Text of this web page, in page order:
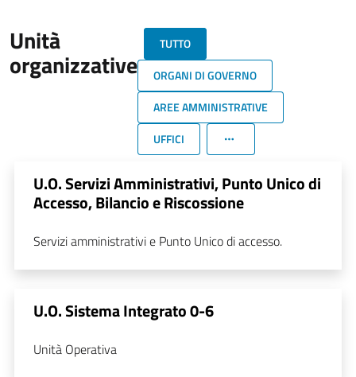
Unità
organizzative
TUTTO
ORGANI DI GOVERNO
AREE AMMINISTRATIVE
UFFICI
U.O. Servizi Amministrativi, Punto Unico di
Accesso, Bilancio e Riscossione
Servizi amministrativi e Punto Unico di accesso.
U.O. Sistema Integrato 0-6
Unità Operativa